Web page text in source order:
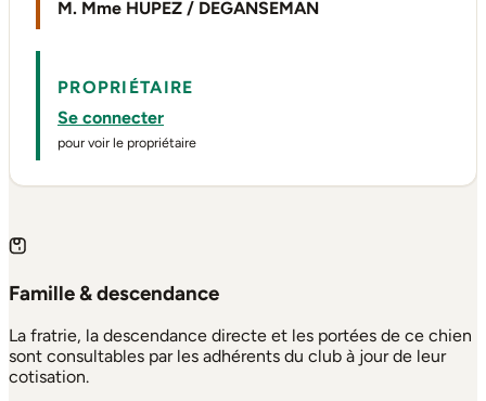
M. Mme HUPEZ / DEGANSEMAN
PROPRIÉTAIRE
Se connecter
pour voir le propriétaire
Famille & descendance
La fratrie, la descendance directe et les portées de ce chien
sont consultables par les adhérents du club à jour de leur
cotisation.